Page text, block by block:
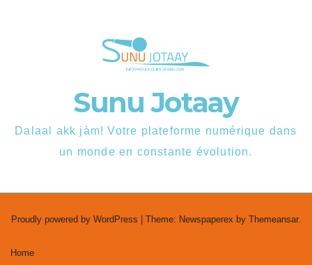
Sunu Jotaay
Dalaal akk jàm! Votre plateforme numérique dans
un monde en constante évolution.
Proudly powered by WordPress Theme: Newspaperex by Themeansar.
Home